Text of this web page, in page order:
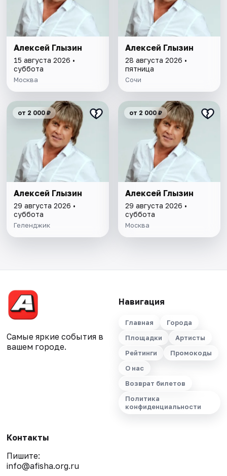
Алексей Глызин
15 августа 2026 •
суббота
Москва
Алексей Глызин
28 августа 2026 •
пятница
Сочи
от 2 000 ₽
Алексей Глызин
29 августа 2026 •
суббота
Геленджик
от 2 000 ₽
Алексей Глызин
29 августа 2026 •
суббота
Москва
Самые яркие события в
вашем городе.
Навигация
Главная
Города
Площадки
Артисты
Рейтинги
Промокоды
О нас
Возврат билетов
Политика
конфиденциальности
Контакты
Пишите:
info@afisha.org.ru